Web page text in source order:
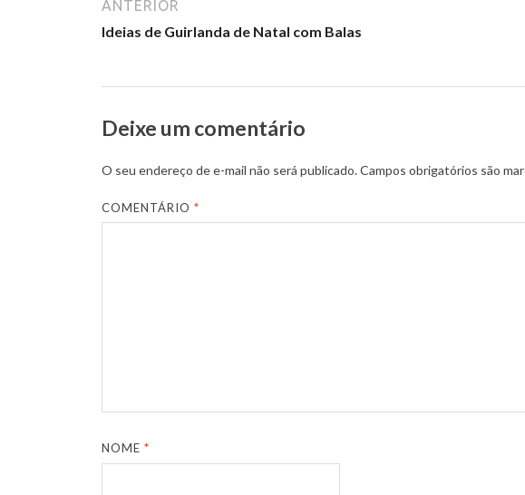
o
k
o
ANTERIOR
Ideias de Guirlanda de Natal com Balas
Deixe um comentário
O seu endereço de e-mail não será publicado.Campos obrigatórios são
COMENTÁRIO*
NOME*